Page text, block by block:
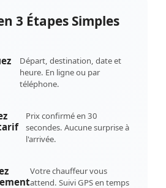
3 Étapes Simples
Départ, destination, date et
heure. En ligne ou par
téléphone.
Prix confirmé en 30
secondes. Aucune surprise à
l'arrivée.
Votre chauffeur vous
attend. Suivi GPS en temps